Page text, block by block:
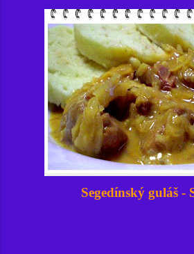
Segedínský guláš -